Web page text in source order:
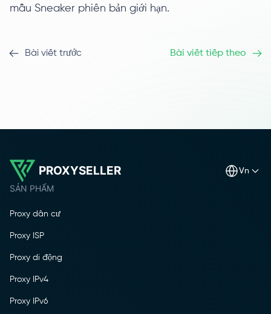
mẫu Sneaker phiên bản giới hạn.
Bài viết trước Bài viết tiếp theo
PROXYSELLER vn
SẢN PHẨM
Proxy dân cư
Proxy ISP
Proxy di động
Proxy IPv4
Proxy IPv6